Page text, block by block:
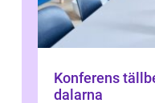
Konferens tällberg möten i
dalarna